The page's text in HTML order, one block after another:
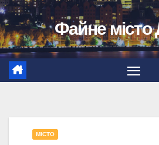
Перейти
до
вмісту
Файне місто
МІСТО